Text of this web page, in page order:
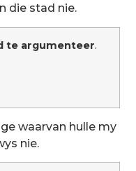
die stad nie.
te argumenteer.
waarvan hulle my
nie.